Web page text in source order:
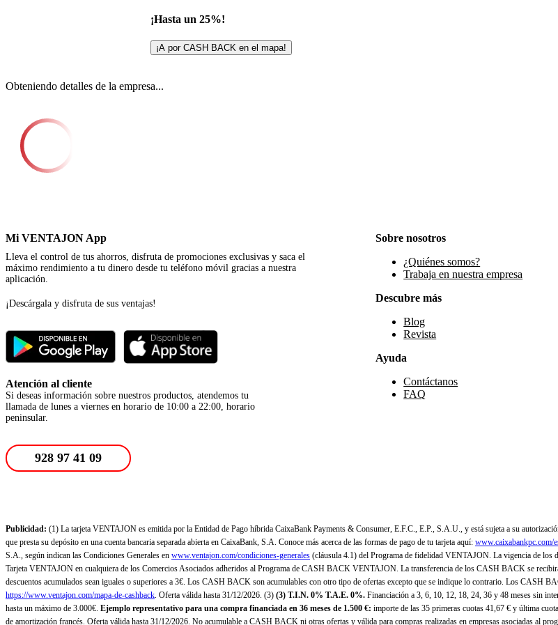
¡Hasta un 25%!
¡A por CASH BACK en el mapa!
Obteniendo detalles de la empresa...
Mi VENTAJON App
Lleva el control de tus ahorros, disfruta de promociones exclusivas y saca el
máximo rendimiento a tu dinero desde tu teléfono móvil gracias a nuestra
aplicación.
¡Descárgala y disfruta de sus ventajas!
Atención al cliente
Si deseas información sobre nuestros productos, atendemos tu
llamada de lunes a viernes en horario de 10:00 a 22:00, horario
peninsular.
Sobre nosotros
¿Quiénes somos?
Trabaja en nuestra empresa
Descubre más
Blog
Revista
Ayuda
Contáctanos
FAQ
928 97 41 09
Publicidad: (1) La tarjeta VENTAJON es emitida por la Entidad de Pago híbrida CaixaBank Payments & Consumer, E.F.C., E.P., S.A.U., y está sujeta a su
que presta su depósito en una cuenta bancaria separada abierta en CaixaBank, S.A. Conoce más acerca de las formas de pago de tu tarjeta aquí: www.caixabankpc.com/
S.A., según indican las Condiciones Generales en www.ventajon.com/condiciones-generales (cláusula 4.1) del Programa de fidelidad VENTAJON. La vigencia de los
Tarjeta VENTAJON en cualquiera de los Comercios Asociados adheridos al Programa de CASH BACK VENTAJON. La transferencia de los CASH BACK se
descuentos acumulados sean iguales o superiores a 3€. Los CASH BACK son acumulables con otro tipo de ofertas excepto que se indique lo contrario. Los CASH
https://www.ventajon.com/mapa-de-cashback. Oferta válida hasta 31/12/2026. (3) (3) T.I.N. 0% T.A.E. 0%. Financiación a 3, 6, 10, 12, 18, 24, 36 y 48 meses sin
hasta un máximo de 3.000€. Ejemplo representativo para una compra financiada en 36 meses de 1.500 €: importe de las 35 primeras cuotas 41,67 € y última
de amortización francés. Oferta válida hasta 31/12/2026. No acumulable a CASH BACK ni otras ofertas y válida para compras realizadas en empresas asociadas al